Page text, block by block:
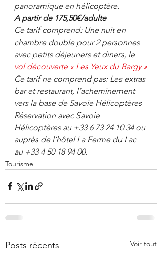
panoramique en hélicoptère.
A partir de 175,50€/adulte
Ce tarif comprend: Une nuit en
chambre double pour 2 personnes
avec petits déjeuners et diners, le
vol découverte « Les Yeux du Bargy »
Ce tarif ne comprend pas: Les extras
bar et restaurant, l’acheminement
vers la base de Savoie Hélicoptères
Réservation avec Savoie
Hélicoptères au +33 6 73 24 10 34 ou
auprès de l’hôtel La Ferme du Lac
au +33 4 50 18 94 00.
Tourisme
Posts récents Voir tout